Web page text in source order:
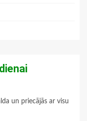
un priecājās ar visu